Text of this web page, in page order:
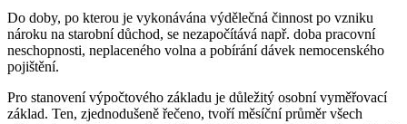
Do doby, po kterou je vykonávána výdělečná činnost po vzniku
nároku na starobní důchod, se nezapočítává např. doba pracovní
neschopnosti, neplaceného volna a pobírání dávek nemocenského
pojištění.
Pro stanovení výpočtového základu je důležitý osobní vyměřovací
základ. Ten, zjednodušeně řečeno, tvoří měsíční průměr všech